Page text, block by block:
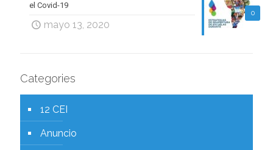
0
el Covid-19
mayo 13, 2020
Categories
12 CEI
Anuncio